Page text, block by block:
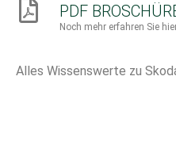
PDF
Noch mehr erfahren Sie
Alles Wissenswerte zu